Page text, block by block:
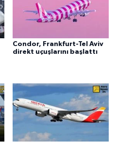
Condor, Frankfurt-Tel Aviv
direkt uçuşlarını başlattı